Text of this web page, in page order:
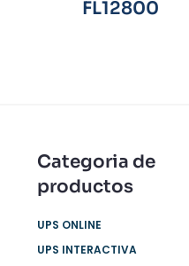
FL12800
Categoria de
productos
UPS ONLINE
UPS INTERACTIVA